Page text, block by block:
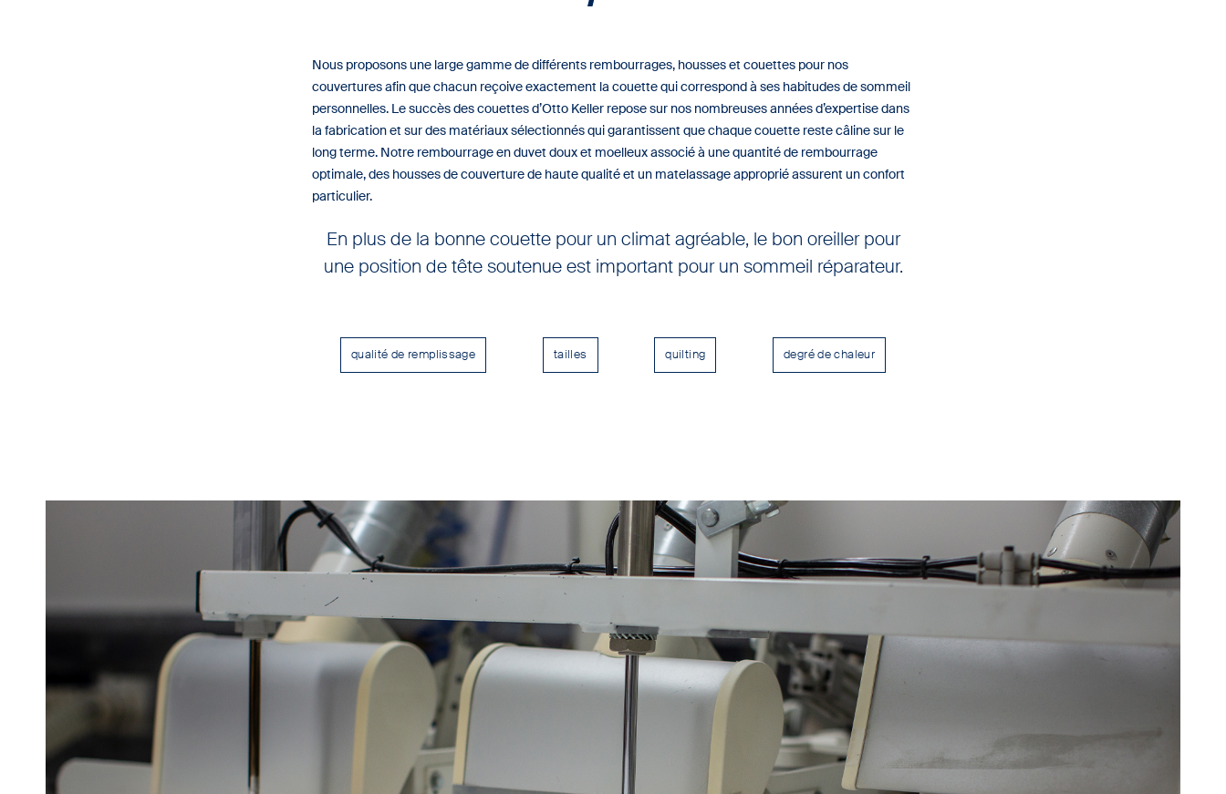
Nous proposons une large gamme de différents rembourrages, housses et couettes pour nos
couvertures afin que chacun reçoive exactement la couette qui correspond à ses habitudes de sommeil
personnelles. Le succès des couettes d’Otto Keller repose sur nos nombreuses années d’expertise dans
la fabrication et sur des matériaux sélectionnés qui garantissent que chaque couette reste câline sur le
long terme. Notre rembourrage en duvet doux et moelleux associé à une quantité de rembourrage
optimale, des housses de couverture de haute qualité et un matelassage approprié assurent un confort
particulier.
En plus de la bonne couette pour un climat agréable, le bon oreiller pour
une position de tête soutenue est important pour un sommeil réparateur.
qualité de remplissage tailles quilting degré de chaleur